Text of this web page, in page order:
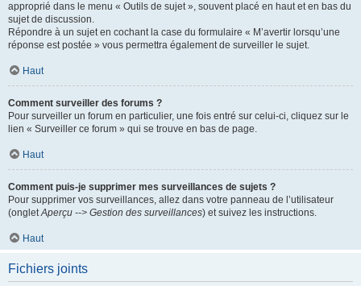
approprié dans le menu « Outils de sujet », souvent placé en haut et en bas du
sujet de discussion.
Répondre à un sujet en cochant la case du formulaire « M’avertir lorsqu’une
réponse est postée » vous permettra également de surveiller le sujet.
Haut
Comment surveiller des forums ?
Pour surveiller un forum en particulier, une fois entré sur celui-ci, cliquez sur le
lien « Surveiller ce forum » qui se trouve en bas de page.
Haut
Comment puis-je supprimer mes surveillances de sujets ?
Pour supprimer vos surveillances, allez dans votre panneau de l’utilisateur
(ongletAperçu --> Gestion des surveillances) et suivez les instructions.
Haut
Fichiers joints